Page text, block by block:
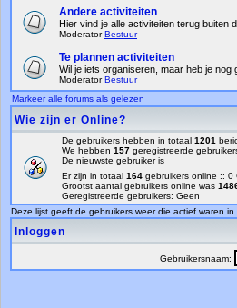
Andere activiteiten
Hier vind je alle activiteiten terug buiten
ModeratorBestuur
Te plannen activiteiten
Wil je iets organiseren, maar heb je
ModeratorBestuur
Markeer alle forums als gelezen
Wie zijn er Online?
De gebruikers hebben in totaal 1201
We hebben 157 geregistreerde
De nieuwste gebruiker is
Er zijn in totaal 164 gebruikers online ::
Grootst aantal gebruikers online was
Geregistreerde gebruikers: Geen
Deze lijst geeft de gebruikers weer die actief waren
Inloggen
Gebruikersnaam: